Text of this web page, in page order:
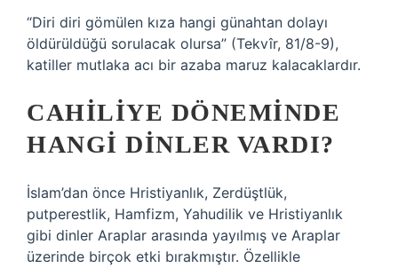
“Diri diri gömülen kıza hangi günahtan dolayı
öldürüldüğü sorulacak olursa” (Tekvîr, 81/8-9),
katiller mutlaka acı bir azaba maruz kalacaklardır.
CAHILIYE DÖNEMINDE
HANGI DINLER VARDI?
İslam’dan önce Hristiyanlık, Zerdüştlük,
putperestlik, Hamfizm, Yahudilik ve Hristiyanlık
gibi dinler Araplar arasında yayılmış ve Araplar
üzerinde birçok etki bırakmıştır. Özellikle